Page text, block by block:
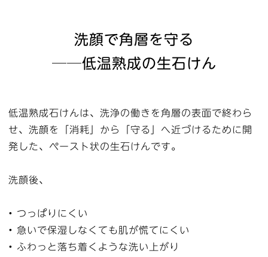
洗顔で角層を守る
──低温熟成の生石けん
低温熟成石けんは、洗浄の働きを角層の表面で終わら
せ、洗顔を「消耗」から「守る」へ近づけるために開
発した、ペースト状の生石けんです。
洗顔後、
• つっぱりにくい
• 急いで保湿しなくても肌が慌てにくい
• ふわっと落ち着くような洗い上がり